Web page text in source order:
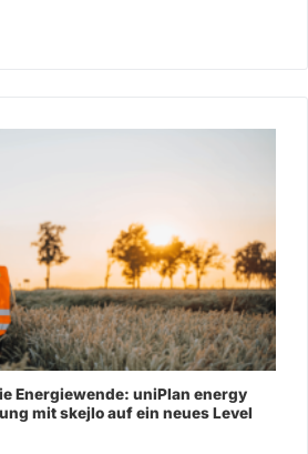
Energiewende: uniPlan energy
mit skejlo auf ein neues Level